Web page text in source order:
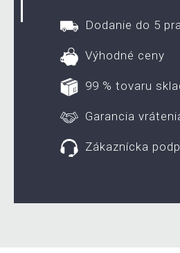
Dodanie do 5
Výhodné ceny
99 % tovaru
Garancia
Zákaznícka